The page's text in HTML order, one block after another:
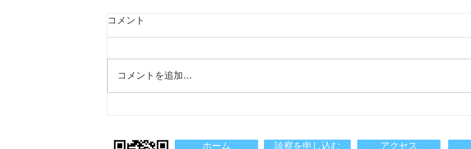
施設基準に関する掲示
１．電子的診療情報連携体制の整
た診療情報・薬剤情報を実際に診
療に活用可能な体制を整備し、電
ることで質の高い医療の提供を行
お知らせ画面が移動します
診療や休診などについて、この画
https://morimotohifuka.mdja.jp/ こ
コメント
コメントを追加…
ホーム 診察を申し込む アクセス